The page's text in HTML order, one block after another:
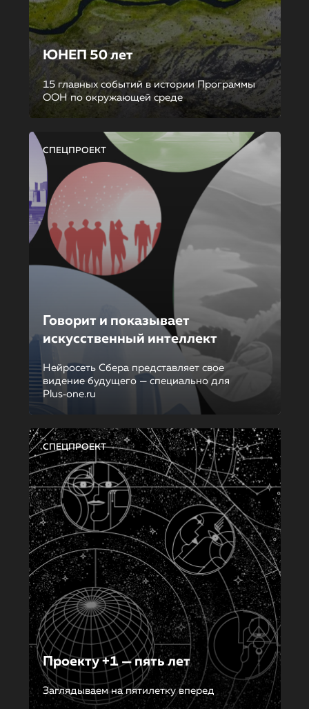
ЮНЕП 50 лет
15 главных событий в истории Программы
ООН по окружающей среде
СПЕЦПРОЕКТ
Говорит и показывает
искусственный интеллект
Нейросеть Сбера представляет свое
видение будущего — специально для
Plus‑one.ru
СПЕЦПРОЕКТ
Проекту +1 — пять лет
Заглядываем на пятилетку вперед